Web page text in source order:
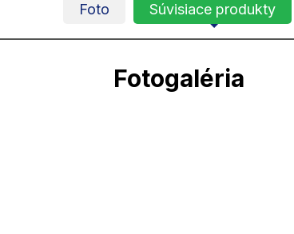
Foto Súvisiace produkty
Fotogaléria